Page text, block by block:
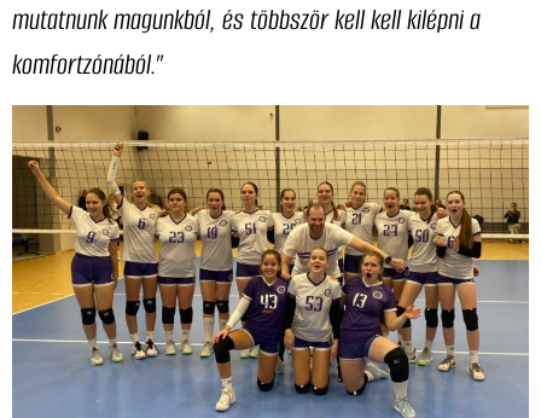
mutatnunk magunkból, és többször kell kell kilépni a
komfortzónából.”